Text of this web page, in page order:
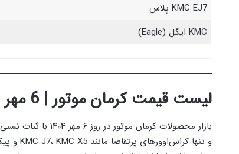
KMC EJ7 پلاس
KMC ایگل (Eagle)
لیست قیمت کرمان موتور | 6 مهر
بازار محصولات